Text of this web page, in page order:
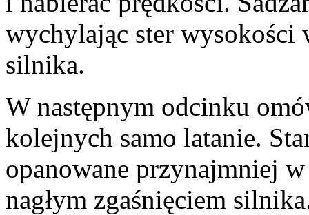
wychylając ster wysokości
silnika.
W następnym odcinku
kolejnych samo latanie.
opanowane przynajmniej
nagłym zgaśnięciem